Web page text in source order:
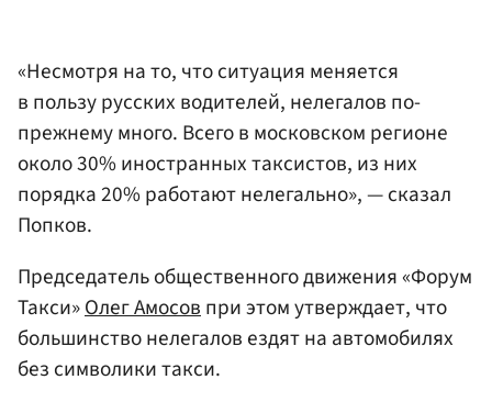
«Несмотря на то, что ситуация меняется
в пользу русских водителей, нелегалов по-
прежнему много. Всего в московском регионе
около 30% иностранных таксистов, из них
порядка 20% работают нелегально», — сказал
Попков.
Председатель общественного движения «Форум
Такси»Олег Амосовпри этом утверждает, что
большинство нелегалов ездят на автомобилях
без символики такси.